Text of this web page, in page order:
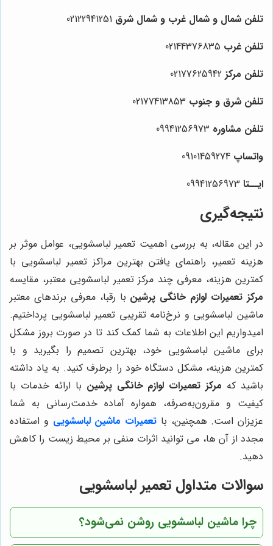
تلفن شمال و شمال غرب و شمال شرق
تلفن غرب
تلفن مرکز 02177625942
تلفن شرق و جنوب 02177413853
تلفن مشاوره
واتساپ
ایــتا 09941256973
نتیجه‌گیری
در این مقاله، به بررسی اهمیت تعمیر لباسشویی، عوامل موثر بر
هزینه تعمیر، راهنمای یافتن بهترین مراکز تعمیر لباسشویی با
کمترین هزینه، معرفی چند مرکز تعمیر لباسشویی معتبر، مقایسه
مرکز تعمیرات لوازم خانگی پرشین با رقبا، معرفی برندهای معتبر
ماشین لباسشویی و نرخ‌نامه تقریبی تعمیر لباسشویی پرداختیم.
امیدواریم این اطلاعات به شما کمک کند تا در صورت بروز مشکل
برای ماشین لباسشویی خود، بهترین تصمیم را بگیرید و با
کمترین هزینه، مشکل دستگاه خود را برطرف کنید. به یاد داشته
باشید که مرکز تعمیرات لوازم خانگی پرشین با ارائه خدمات با
کیفیت و مقرون‌به‌صرفه، همواره آماده خدمت‌رسانی به شما
عزیزان است. همچنین، با تعمیرات ماشین لباسشویی و استفاده
مجدد از آن ها، می توانید اثرات منفی بر محیط زیست را کاهش
دهید.
سوالات متداول تعمیر لباسشویی
چرا ماشین لباسشویی روشن نمی‌شود؟